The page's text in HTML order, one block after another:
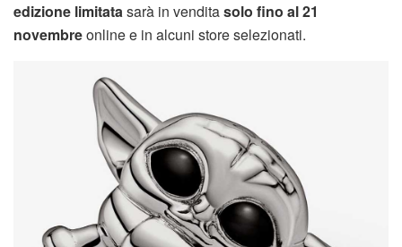
edizione limitatasarà in venditasolo fino al 21
novembreonline e in alcuni store selezionati.